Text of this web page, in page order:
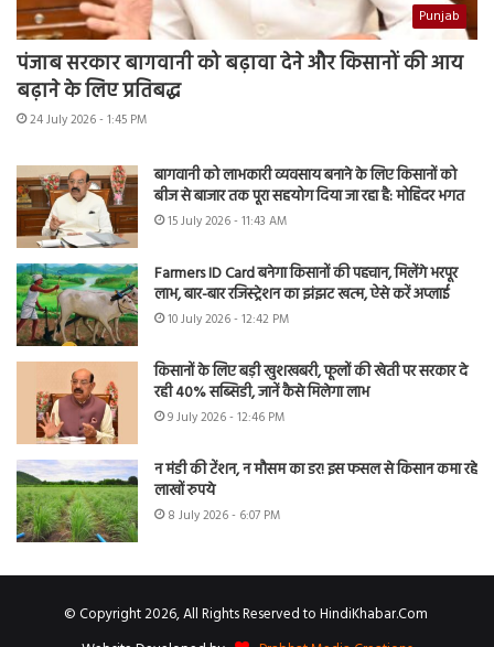
Punjab
पंजाब सरकार बागवानी को बढ़ावा देने और किसानों की आय
बढ़ाने के लिए प्रतिबद्ध
24 July 2026 - 1:45 PM
बागवानी को लाभकारी व्यवसाय बनाने के लिए किसानों को
बीज से बाजार तक पूरा सहयोग दिया जा रहा है: मोहिंदर भगत
15 July 2026 - 11:43 AM
Farmers ID Card बनेगा किसानों की पहचान, मिलेंगे भरपूर
लाभ, बार-बार रजिस्ट्रेशन का झंझट खत्म, ऐसे करें अप्लाई
10 July 2026 - 12:42 PM
किसानों के लिए बड़ी खुशखबरी, फूलों की खेती पर सरकार दे
रही 40% सब्सिडी, जानें कैसे मिलेगा लाभ
9 July 2026 - 12:46 PM
न मंडी की टेंशन, न मौसम का डर! इस फसल से किसान कमा रहे
लाखों रुपये
8 July 2026 - 6:07 PM
© Copyright 2026, All Rights Reserved to HindiKhabar.Com